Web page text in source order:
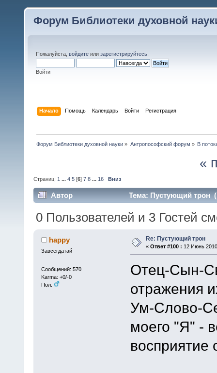
Форум Библиотеки духовной
Пожалуйста, войдите или зарегистрируйтесь
Войти
Начало Помощь Календарь Войти Регистрация
Форум Библиотеки духовной науки » Антропософский форум » В
«
Страниц: 1 ... 4 5 [6] 7 8 ... 16 Вниз
Автор Тема: Пустующий трон
0 Пользователей и 3 Гостей
happy
Завсегдатай
Сообщений: 570
Karma: +0/-0
Пол:
Re: Пустующий трон
« Ответ #100 : 12 Июнь
Отец-Сын-
отражения
Ум-Слово-
моего "Я" -